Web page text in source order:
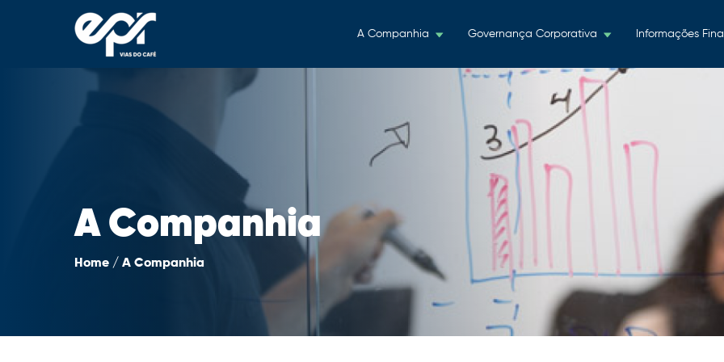
A Companhia Governança Corporativa Informações
A Companhia
Home / A Companhia